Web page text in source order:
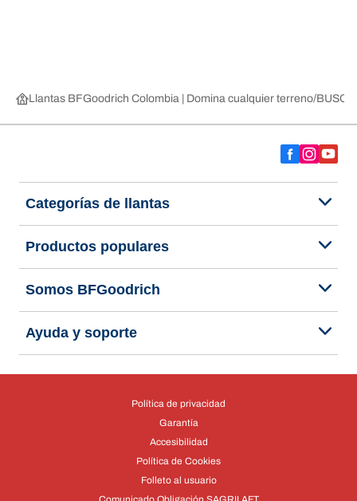
Llantas BFGoodrich Colombia | Domina cualquier terreno
Categorías de llantas
Productos populares
Somos BFGoodrich
Ayuda y soporte
Política de privacidad
Garantía
Accesibilidad
Política de Cookies
Folleto al usuario